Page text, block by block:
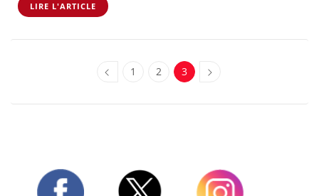
LIRE L'ARTICLE
1 2 3